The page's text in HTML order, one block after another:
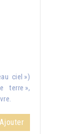
ciel »)
terre »,
Ajouter